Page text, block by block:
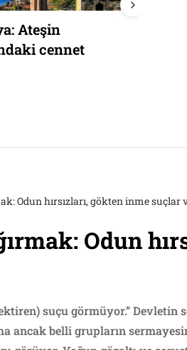
Ateşin
cennet
Odun hırsızları, gökten inme suçlar
Odun
suçu görmüyor.”
ancak belli grupların